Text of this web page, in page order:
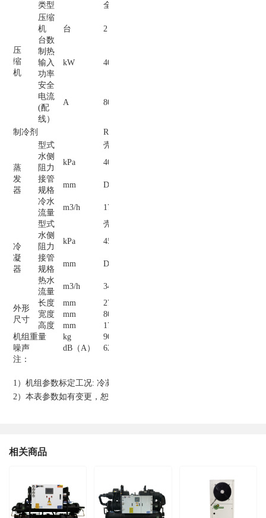
压
缩
机
类型
全封闭涡旋式压缩机
压缩
机
台数
台 2
制热
输入
功率
kW 40
安全
电流
(配
线）
A 80
制冷剂 R410A
蒸
发
器
型式
壳管式换热器
水侧
阻力
kPa 40
接管
规格
mm DN100
冷水
流量
m3/h 17.1
冷
凝
器
型式
壳管式换热器
水侧
阻力
kPa 45
接管
规格
mm DN100
热水
流量
m3/h 34
外形
尺寸
长度 mm 2700
宽度
mm 800
高度
mm 1700
机组重量
kg 900
噪声
dB（A） 62
注：
1）机组参数标定工况: 冷凝器进出水温度(40/45℃)，蒸发器进出水
2）本表参数如有变更，恕不另行通知。
相关商品